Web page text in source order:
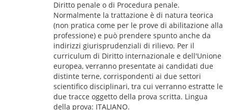
Diritto penale o di Procedura penale.
Normalmente la trattazione è di natura teorica
(non pratica come per le prove di abilitazione alla
professione) e può prendere spunto anche da
indirizzi giurisprudenziali di rilievo. Per il
curriculum di Diritto internazionale e dell'Unione
europea, verranno presentate ai candidati due
distinte terne, corrispondenti ai due settori
scientifico disciplinari, tra cui verranno estratte le
due tracce oggetto della prova scritta. Lingua
della prova: ITALIANO.